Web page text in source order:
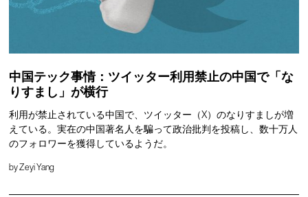
中国テック事情：ツイッター利用禁止の中国で「な
りすまし」が横行
利用が禁止されている中国で、ツイッター（X）のなりすましが増
えている。実在の中国著名人を騙って政治批判を投稿し、数十万人
のフォロワーを獲得しているようだ。
byZeyi Yang